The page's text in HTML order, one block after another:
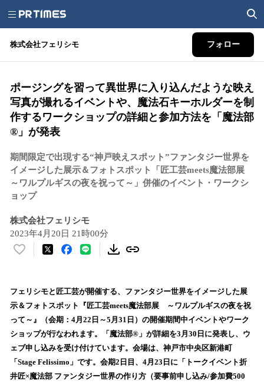
株式会社フェリシモ フォロー
ポージングを習って異世界に入り込んだような映え
写真が撮れるイベントや、魔法石キーホルダーを制
作するワークショップの詳細と参加方法を「魔法部
®」が発表
期間限定で出現する“神戸映えスポット”ファンタジー世界を
イメージした展示＆フォトスポット「匠工芸meets魔法部展
～ワルプルギスの夜を祝って～」併催のイベント・ワークシ
ョップ
株式会社フェリシモ
2023年4月20日 21時00分
い
！
数
を
み
込
み
中
フェリシモと匠工芸が開催する、ファンタジー世界をイメージした展
示＆フォトスポット『匠工芸meets魔法部展 ～ワルプルギスの夜を祝
って～』（会期：4月22日～5月31日）の開催期間中イベントやワーク
ショップが行なわれます。「魔法部®」が詳細を3月30日に発表し、ウ
ェブ申し込みを受け付けています。会場は、神戸市中央区新港町
「Stage Felissimo」です。会期2日目、4月23日に「トークイベント折
井匠×魔法部 ファンタジー世界の作り方（要事前申し込み/参加費500